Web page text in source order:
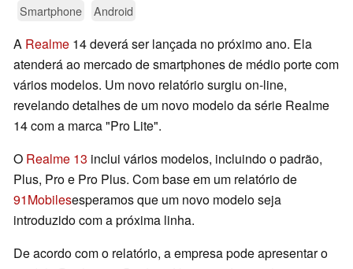
Smartphone Android
A Realme 14 deverá ser lançada no próximo ano. Ela
atenderá ao mercado de smartphones de médio porte com
vários modelos. Um novo relatório surgiu on-line,
revelando detalhes de um novo modelo da série Realme
14 com a marca "Pro Lite".
O Realme 13 inclui vários modelos, incluindo o padrão,
Plus, Pro e Pro Plus. Com base em um relatório de
91Mobilesesperamos que um novo modelo seja
introduzido com a próxima linha.
De acordo com o relatório, a empresa pode apresentar o